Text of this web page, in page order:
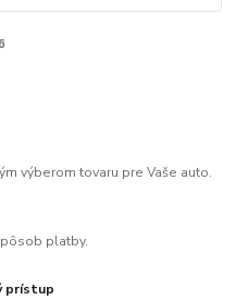
výberom tovaru pre Vaše auto.
platby.
prístup